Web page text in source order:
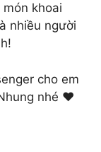
khoai
nhiều người
cho em
nhé ❤️